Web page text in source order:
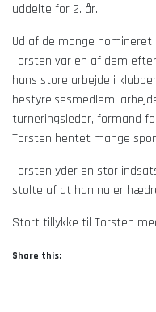
uddelte for 2. år.
Ud af de mange
Torsten var en af dem
hans store arbejde i
bestyrelsesmedlem,
turneringsleder, formand
Torsten hentet mange
Torsten yder en stor
stolte af at han nu er
Stort tillykke til Torsten
Share this: